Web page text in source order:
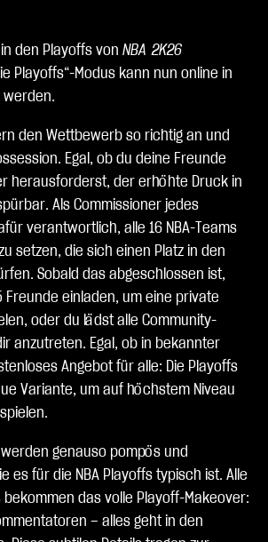
den Playoffs von NBA 2K26
Playoffs“-Modus kann nun online in
werden.
den Wettbewerb so richtig an und
Egal, ob du deine Freunde
herausforderst, der erhöhte Druck in
Als Commissioner jedes
verantwortlich, alle 16 NBA-Teams
setzen, die sich einen Platz in den
Sobald das abgeschlossen ist,
Freunde einladen, um eine private
oder du lädst alle Community-
anzutreten. Egal, ob in bekannter
Angebot für alle: Die Playoffs
Variante, um auf höchstem Niveau
werden genauso pompös und
es für die NBA Playoffs typisch ist. Alle
bekommen das volle Playoff-Makeover:
– alles geht in den